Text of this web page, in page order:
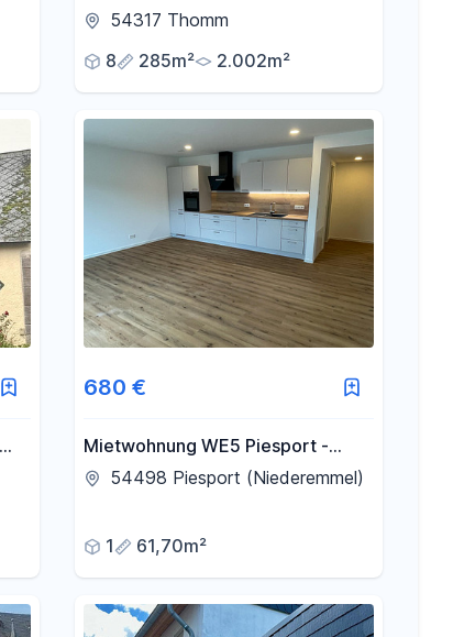
Pool auf 2.002 m² Grundstück
54317 Thomm
8
285m² 2.002m²
680 €
Mietwohnung WE5 Piesport -
Neubau inkl. Einbauküche
54498 Piesport (Niederemmel)
1 61,70m²